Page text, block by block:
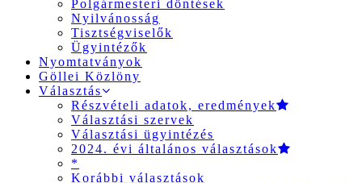
Polgármesteri döntések
Nyilvánosság
Tisztségviselők
Ügyintézők
Nyomtatványok
Göllei Közlöny
Választás
Részvételi adatok, eredmények
Választási szervek
Választási ügyintézés
2024. évi általános választások
*
Korábbi választások